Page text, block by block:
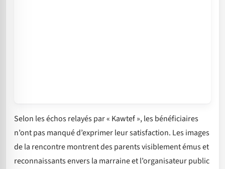
Selon les échos relayés par « Kawtef », les bénéficiaires
n’ont pas manqué d’exprimer leur satisfaction. Les images
de la rencontre montrent des parents visiblement émus et
reconnaissants envers la marraine et l’organisateur public